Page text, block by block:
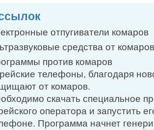
отпугиватели комаров
средства от комаров
против комаров
телефоны, благодаря
от комаров.
скачать специальное
оператора и запустить
Программа начнет